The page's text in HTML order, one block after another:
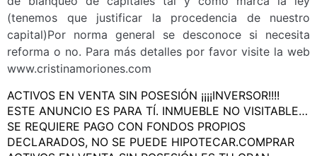
(tenemos que justificar la procedencia de nuestro
capital)Por norma general se desconoce si necesita
reforma o no. Para más detalles por favor visite la web
www.cristinamoriones.com
ACTIVOS EN VENTA SIN POSESIÓN ¡¡¡¡INVERSOR!!!!
ESTE ANUNCIO ES PARA TÍ. INMUEBLE NO VISITABLE…
SE REQUIERE PAGO CON FONDOS PROPIOS
DECLARADOS, NO SE PUEDE HIPOTECAR.COMPRAR